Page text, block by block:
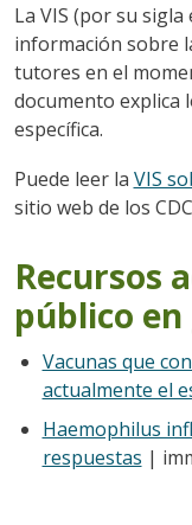
La VIS (por su
información sobre
tutores en el
documento explica
específica.
Puede leer la VIS
sitio web de los
Recursos
público
Vacunas que
actualmente el
Haemophilus
respuestas |